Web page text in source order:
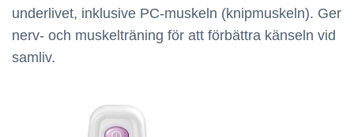
underlivet, inklusive PC-muskeln (knipmuskeln). Ger
nerv- och muskelträning för att förbättra känseln vid
samliv.